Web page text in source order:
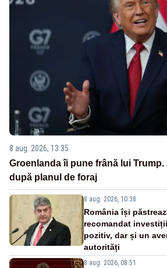
8 aug. 2026, 13:35
Groenlanda îi pune frână lui
după planul de foraj
8 aug. 2026, 10:38
România își
recomandat
pozitiv, dar și un
autorități
8 aug. 2026, 08:51